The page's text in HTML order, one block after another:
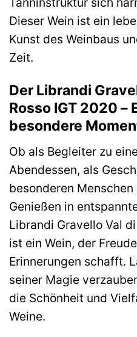
Dieser Wein ist ein
Kunst des Weinbaus
Zeit.
Der Librandi
Rosso IGT 2020 –
besondere
Ob als Begleiter zu
Abendessen, als
besonderen
Genießen in
Librandi Gravello Val
ist ein Wein, der
Erinnerungen schafft.
seiner Magie
die Schönheit und
Weine.